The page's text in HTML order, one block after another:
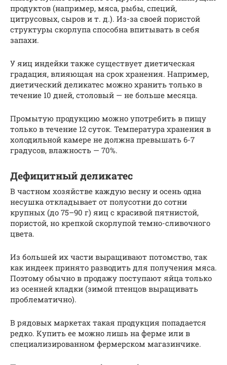
продуктов (например, мяса, рыбы, специй,
цитрусовых, сыров и т. д.). Из-за своей пористой
структуры скорлупа способна впитывать в себя
запахи.
У яиц индейки также существует диетическая
градация, влияющая на срок хранения. Например,
диетический деликатес можно хранить только в
течение 10 дней, столовый — не больше месяца.
Промытую продукцию можно употребить в пищу
только в течение 12 суток. Температура хранения в
холодильной камере не должна превышать 6-7
градусов, влажность — 70%.
Дефицитный деликатес
В частном хозяйстве каждую весну и осень одна
несушка откладывает от полусотни до сотни
крупных (до 75–90 г) яиц с красивой пятнистой,
пористой, но крепкой скорлупой темно-сливочного
цвета.
Из большей их части выращивают потомство, так
как индеек принято разводить для получения мяса.
Поэтому обычно в продажу поступают яйца только
из осенней кладки (зимой птенцов выращивать
проблематично).
В рядовых маркетах такая продукция попадается
редко. Купить ее можно лишь на ферме или в
специализированном фермерском магазинчике.